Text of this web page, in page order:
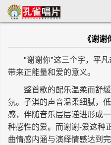
《谢
"谢谢你"这三个字，平
带来正能量和爱的意义。
整首歌的配乐温柔而舒
氛。子淇的声音温柔细腻，
感，伴随音乐层层递进形成
种感性的爱。而谢谢-爱这种
曲情感内涵与演绎情感达到